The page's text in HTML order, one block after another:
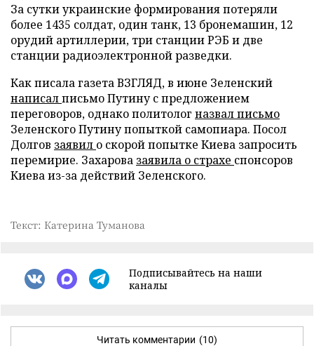
За сутки украинские формирования потеряли
более 1435 солдат, один танк, 13 бронемашин, 12
орудий артиллерии, три станции РЭБ и две
станции радиоэлектронной разведки.
Как писала газета ВЗГЛЯД, в июне Зеленский
написалписьмо Путину с предложением
переговоров, однако политолог назвал письмо
Зеленского Путину попыткой самопиара. Посол
Долгов заявил о скорой попытке Киева запросить
перемирие. Захарова заявила о страхе спонсоров
Киева из-за действий Зеленского.
Текст: Катерина Туманова
Подписывайтесь на наши
каналы
Читать комментарии (10)